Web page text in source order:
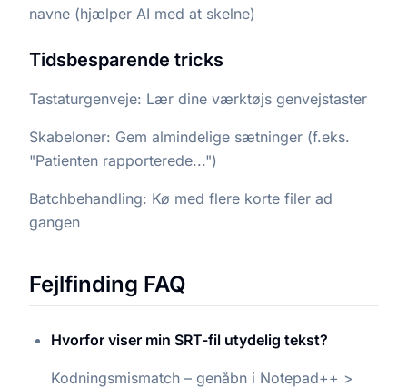
navne (hjælper AI med at skelne)
Tidsbesparende tricks
Tastaturgenveje: Lær dine værktøjs genvejstaster
Skabeloner: Gem almindelige sætninger (f.eks.
"Patienten rapporterede...")
Batchbehandling: Kø med flere korte filer ad
gangen
Fejlfinding FAQ
Hvorfor viser min SRT-fil utydelig tekst?
Kodningsmismatch – genåbn i Notepad++ >